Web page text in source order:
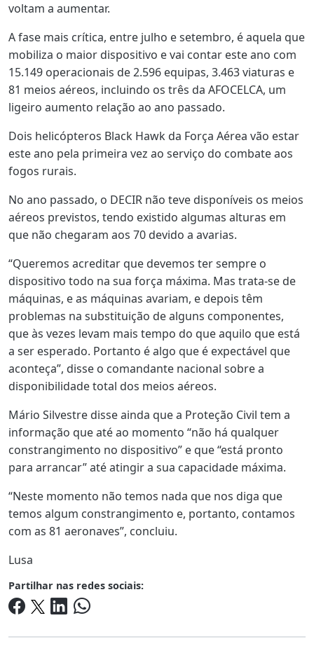
voltam a aumentar.
A fase mais crítica, entre julho e setembro, é aquela que
mobiliza o maior dispositivo e vai contar este ano com
15.149 operacionais de 2.596 equipas, 3.463 viaturas e
81 meios aéreos, incluindo os três da AFOCELCA, um
ligeiro aumento relação ao ano passado.
Dois helicópteros Black Hawk da Força Aérea vão estar
este ano pela primeira vez ao serviço do combate aos
fogos rurais.
No ano passado, o DECIR não teve disponíveis os meios
aéreos previstos, tendo existido algumas alturas em
que não chegaram aos 70 devido a avarias.
“Queremos acreditar que devemos ter sempre o
dispositivo todo na sua força máxima. Mas trata-se de
máquinas, e as máquinas avariam, e depois têm
problemas na substituição de alguns componentes,
que às vezes levam mais tempo do que aquilo que está
a ser esperado. Portanto é algo que é expectável que
aconteça”, disse o comandante nacional sobre a
disponibilidade total dos meios aéreos.
Mário Silvestre disse ainda que a Proteção Civil tem a
informação que até ao momento “não há qualquer
constrangimento no dispositivo” e que “está pronto
para arrancar” até atingir a sua capacidade máxima.
“Neste momento não temos nada que nos diga que
temos algum constrangimento e, portanto, contamos
com as 81 aeronaves”, concluiu.
Lusa
Partilhar nas redes sociais: